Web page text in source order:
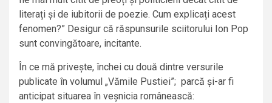
literați și de iubitorii de poezie. Cum explicați acest
fenomen?” Desigur că răspunsurile sciitorului Ion Pop
sunt convingătoare, incitante.
În ce mă privește, închei cu două dintre versurile
publicate în volumul „Vămile Pustiei”; parcă și-ar fi
anticipat situarea în veșnicia românească: